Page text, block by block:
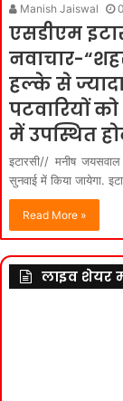
Manish Jaiswal
एसडीएम
नवाचार-
हल्के से
पटवारियों
में उपस्थित
इटारसी// मनीष
सुनवाई में किया जायेगा.
Read More »
लाइव शेयर